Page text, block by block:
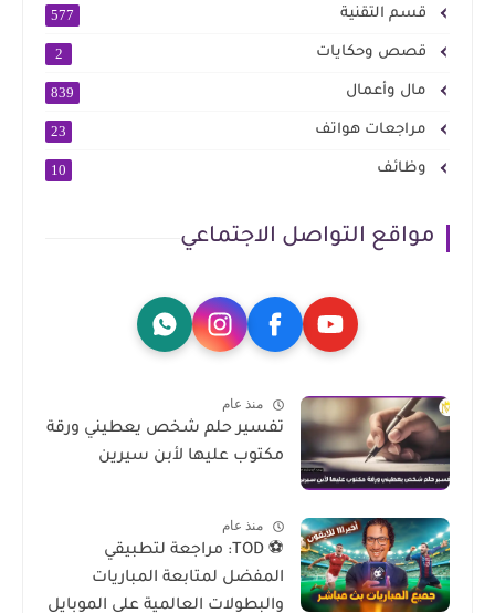
قسم التقنية 577
قصص وحكايات 2
مال وأعمال 839
مراجعات هواتف 23
وظائف 10
مواقع التواصل الاجتماعي
منذ عام
تفسير حلم شخص يعطيني ورقة
مكتوب عليها لأبن سيرين
منذ عام
⚽ TOD: مراجعة لتطبيقي
المفضل لمتابعة المباريات
والبطولات العالمية على الموبايل